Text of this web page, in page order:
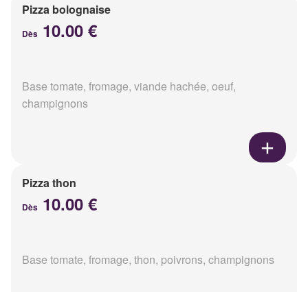
Pizza bolognaise
Dès 10.00 €
Base tomate, fromage, viande hachée, oeuf,
champignons
Pizza thon
Dès 10.00 €
Base tomate, fromage, thon, poivrons, champignons